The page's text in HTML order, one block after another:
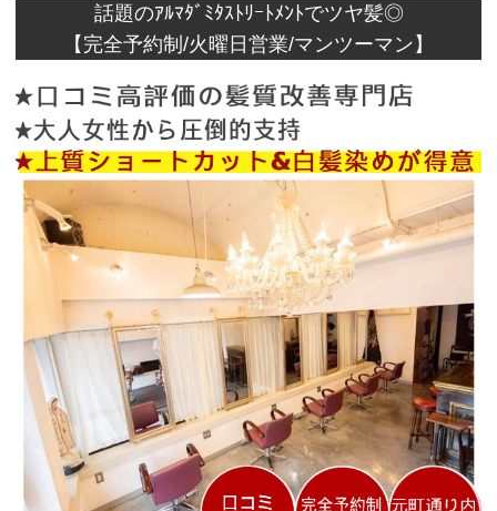
話題のｱﾙﾏﾀﾞﾐﾀｽﾄﾘｰﾄﾒﾝﾄでツヤ髪◎
【完全予約制/火曜日営業/マンツーマン】